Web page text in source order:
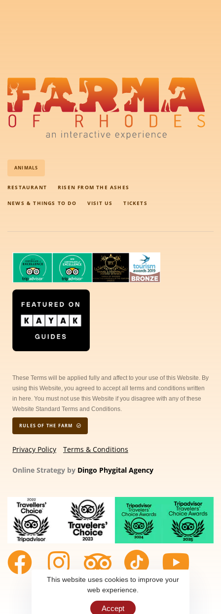
ANIMALS
RESTAURANT RISEN FROM THE ASHES
NEWS & THINGS TO DO VISIT US TICKETS
These Terms will be applied fully and affect to your use of this Website. By
using this Website, you agreed to accept all terms and conditions written
in here. You must not use this Website if you disagree with any of these
Website Standard Terms and Conditions.
RULES OF THE FARM
Privacy Policy Terms & Conditions
Online Strategy by Dingo Phygital Agency
This website uses cookies to improve your
web experience.
Accept